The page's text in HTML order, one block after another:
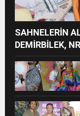
SAHNELERİN
DEMİRBİLEK,
ASSOLİST